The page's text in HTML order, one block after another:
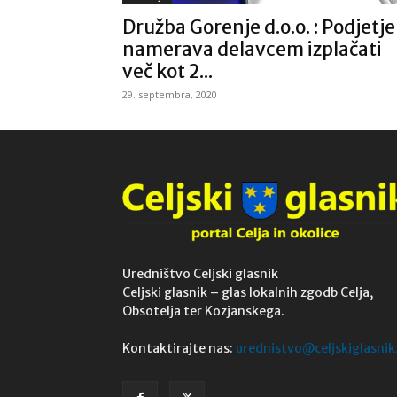
Družba Gorenje d.o.o. : Podjetje
namerava delavcem izplačati
več kot 2...
29. septembra, 2020
Uredništvo Celjski glasnik
Celjski glasnik – glas lokalnih zgodb Celja,
Obsotelja ter Kozjanskega.
Kontaktirajte nas: